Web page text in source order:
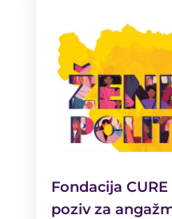
Fondacija
poziv za